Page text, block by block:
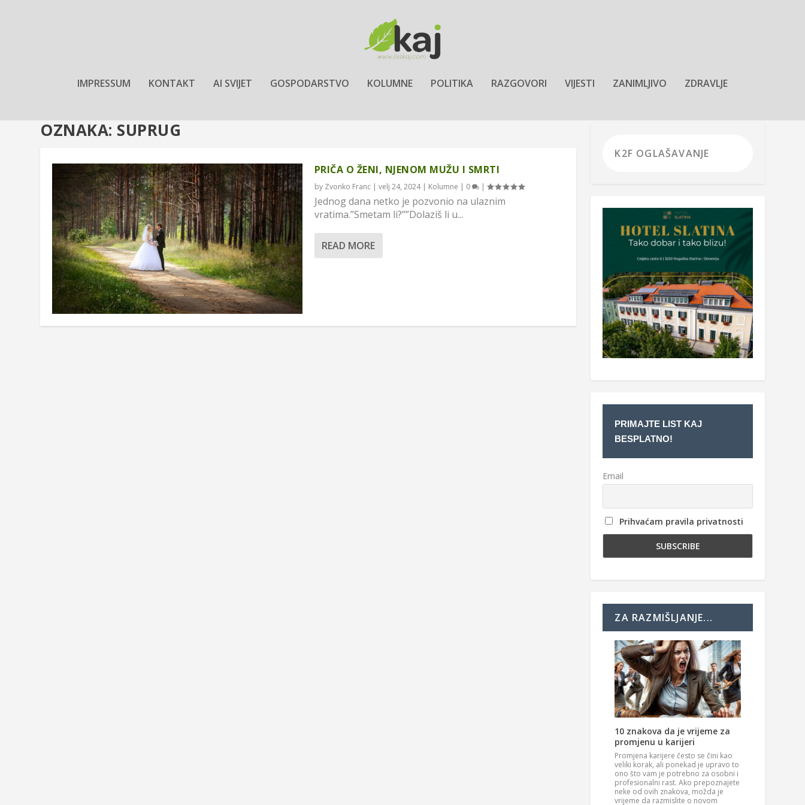
IMPRESSUM KONTAKT AI SVIJET GOSPODARSTVO KOLUMNE POLITIKA RAZGOVORI VIJESTI ZANIMLJIVO ZDRAVLJE
OZNAKA: SUPRUG
PRIČA O ŽENI, NJENOM MUŽU I SMRTI
by Zvonko Franc| velj 24, 2024| Kolumne | 0 |
Jednog dana netko je pozvonio na ulaznim
vratima.”Smetam li?””Dolaziš li u...
READ MORE
PRIMAJTE LIST KAJ
BESPLATNO!
Email
Prihvaćam pravila privatnosti
ZA RAZMIŠLJANJE...
10 znakova da je vrijeme za
promjenu u karijeri
Promjena karijere često se čini kao
veliki korak, ali ponekad je upravo to
ono što vam je potrebno za osobni i
profesionalni rast. Ako prepoznajete
neke od ovih znakova, možda je
vrijeme da razmislite o novom